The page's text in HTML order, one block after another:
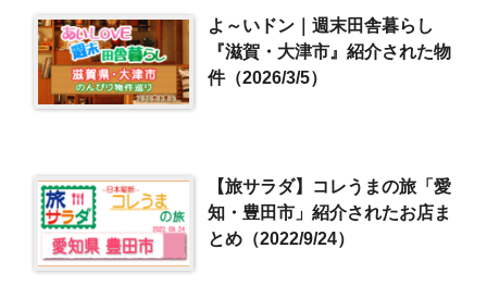
よ～いドン｜週末田舎暮らし
『滋賀・大津市』紹介された物
件（2026/3/5）
【旅サラダ】コレうまの旅「愛
知・豊田市」紹介されたお店ま
とめ（2022/9/24）